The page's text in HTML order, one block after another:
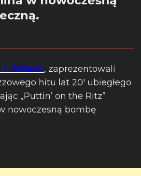
+ Johann, zaprezentowali
hitu lat 20′ ubiegłego
„Puttin’ on the Ritz”
nowoczesną bombę